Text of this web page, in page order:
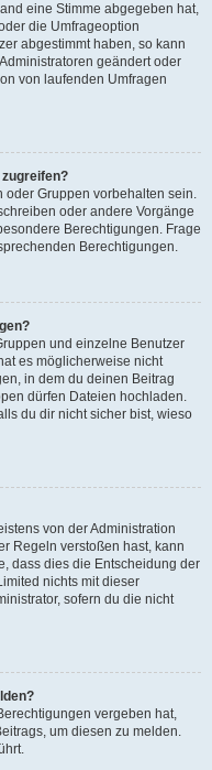
eine Stimme abgegeben hat,
die Umfrageoption
abgestimmt haben, so kann
geändert oder
von laufenden Umfragen
oder Gruppen vorbehalten sein.
oder andere Vorgänge
Berechtigungen. Frage
Berechtigungen.
und einzelne Benutzer
es möglicherweise nicht
in dem du deinen Beitrag
dürfen Dateien hochladen.
du dir nicht sicher bist, wieso
von der Administration
Regeln verstoßen hast, kann
dass dies die Entscheidung der
nichts mit dieser
sofern du die nicht
vergeben hat,
um diesen zu melden.